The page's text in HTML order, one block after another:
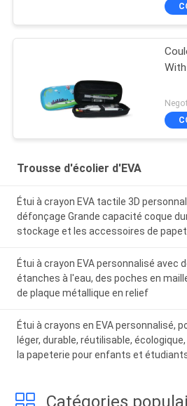
Trousse d'écolier d'EVA
Étui à crayon EVA tactile 3D
défonçage Grande capacité coque
stockage et les accessoires de
Étui à crayon EVA personnalisé avec
étanches à l'eau, des poches en
de plaque métallique en relief
Étui à crayons en EVA personnalisé,
léger, durable, réutilisable,
la papeterie pour enfants et
Catégories